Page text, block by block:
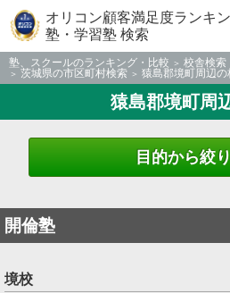
オリコン顧客満足度ランキ
塾・学習塾 検索
塾、スクールのランキング・比較 校舎検索
茨城県の市区町村検索
猿島郡境町周辺の
猿島郡境町周
目的から絞
開倫塾
境校